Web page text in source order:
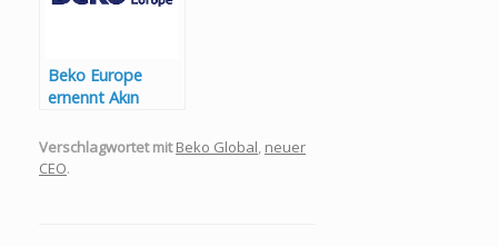
Beko Europe
ernennt Akın
neuen CEO
Verschlagwortet mit Beko Global, neuer
CEO.